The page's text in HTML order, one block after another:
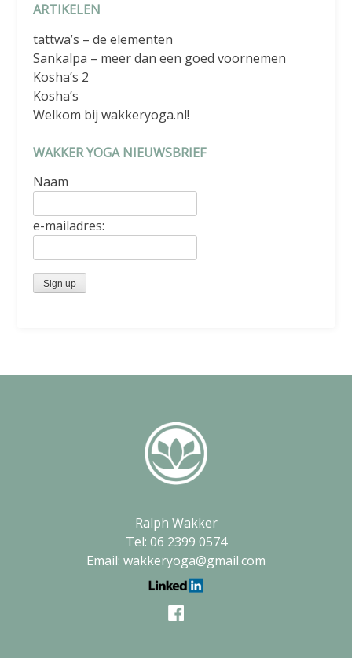
ARTIKELEN
tattwa’s – de elementen
Sankalpa – meer dan een goed voornemen
Kosha’s 2
Kosha’s
Welkom bij wakkeryoga.nl!
WAKKER YOGA NIEUWSBRIEF
Naam
e-mailadres:
Ralph Wakker
Tel: 06 2399 0574
Email: wakkeryoga@gmail.com